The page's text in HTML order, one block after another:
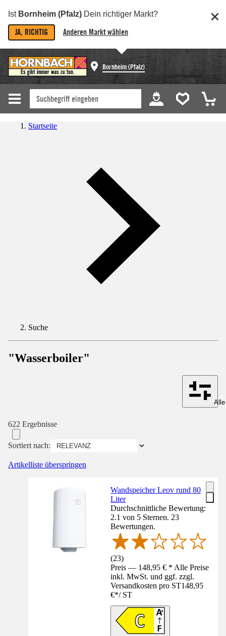
Ist Bornheim (Pfalz) Dein richtiger Markt?
JA, RICHTIG Anderen Markt wählen
Bornheim (Pfalz)
Startseite
Suche
"Wasserboiler"
622 Ergebnisse
Sortiert nach:
Artikelliste überspringen
Wandspeicher Leov rund 80
Liter
Durchschnittliche Bewertung:
2.1 von 5 Sternen. 23
Bewertungen.
(23)
Preis — 148,95 € * Alle Preise
inkl. MwSt. und ggf. zzgl.
Versandkosten pro ST148,95
€*/ ST